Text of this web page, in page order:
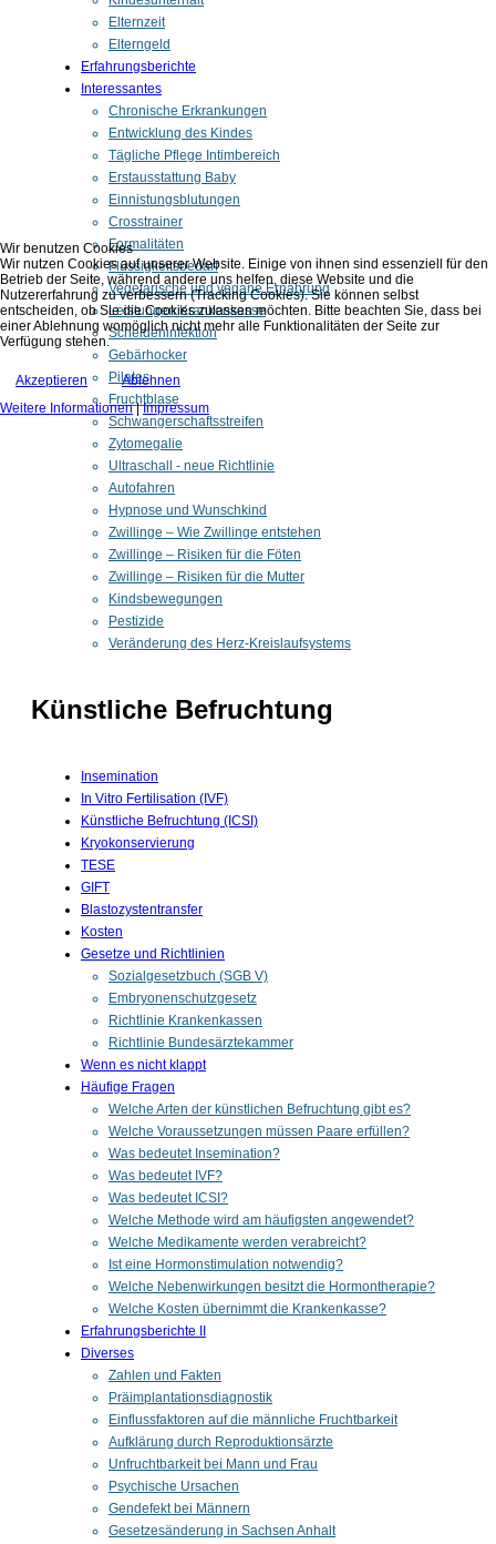
Elternzeit
Elterngeld
Erfahrungsberichte
Interessantes
Chronische Erkrankungen
Entwicklung des Kindes
Tägliche Pflege Intimbereich
Erstausstattung Baby
Einnistungsblutungen
Crosstrainer
Formalitäten
Flüssigkeitsbedarf
Vegetarische und vegane Ernährung
Leistungen Krankenkasse
Scheideninfektion
Gebärhocker
Pilates
Fruchtblase
Schwangerschaftsstreifen
Zytomegalie
Ultraschall - neue Richtlinie
Autofahren
Hypnose und Wunschkind
Zwillinge – Wie Zwillinge entstehen
Zwillinge – Risiken für die Föten
Zwillinge – Risiken für die Mutter
Kindsbewegungen
Pestizide
Veränderung des Herz-Kreislaufsystems
Künstliche Befruchtung
Insemination
In Vitro Fertilisation (IVF)
Künstliche Befruchtung (ICSI)
Kryokonservierung
TESE
GIFT
Blastozystentransfer
Kosten
Gesetze und Richtlinien
Sozialgesetzbuch (SGB V)
Embryonenschutzgesetz
Richtlinie Krankenkassen
Richtlinie Bundesärztekammer
Wenn es nicht klappt
Häufige Fragen
Welche Arten der künstlichen Befruchtung gibt es?
Welche Voraussetzungen müssen Paare erfüllen?
Was bedeutet Insemination?
Was bedeutet IVF?
Was bedeutet ICSI?
Welche Methode wird am häufigsten angewendet?
Welche Medikamente werden verabreicht?
Ist eine Hormonstimulation notwendig?
Welche Nebenwirkungen besitzt die Hormontherapie?
Welche Kosten übernimmt die Krankenkasse?
Erfahrungsberichte II
Diverses
Zahlen und Fakten
Präimplantationsdiagnostik
Einflussfaktoren auf die männliche Fruchtbarkeit
Aufklärung durch Reproduktionsärzte
Unfruchtbarkeit bei Mann und Frau
Psychische Ursachen
Gendefekt bei Männern
Gesetzesänderung in Sachsen Anhalt
Wir benutzen Cookies
Wir nutzen Cookies auf unserer Website. Einige von ihnen sind essenziell für den
Betrieb der Seite, während andere uns helfen, diese Website und die
Nutzererfahrung zu verbessern (Tracking Cookies). Sie können selbst
entscheiden, ob Sie die Cookies zulassen möchten. Bitte beachten Sie, dass bei
einer Ablehnung womöglich nicht mehr alle Funktionalitäten der Seite zur
Verfügung stehen.
Akzeptieren
Ablehnen
Weitere Informationen|Impressum